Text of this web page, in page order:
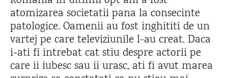
atomizarea societatii pana la consecinte
patologice. Oamenii au fost inghititi de un
vartej pe care televiziunile l-au creat. Daca
i-ati fi intrebat cat stiu despre actorii pe
care ii iubesc sau ii urasc, ati fi avut marea